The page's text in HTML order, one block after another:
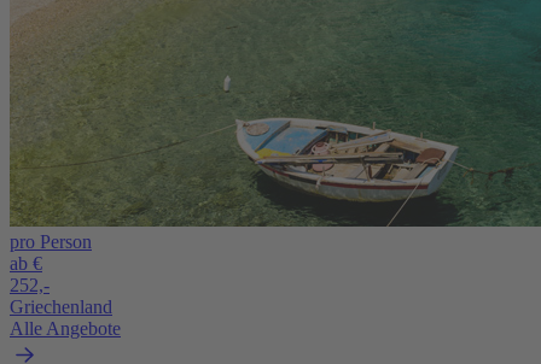
pro Person
ab €
252,-
Griechenland
Alle Angebote